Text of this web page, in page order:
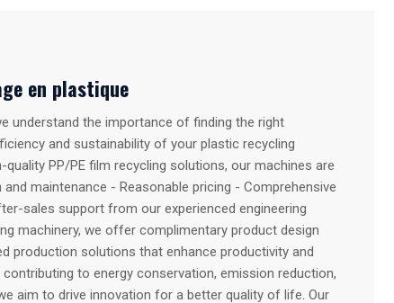
en plastique
understand the importance of finding the right
and sustainability of your plastic recycling
quality PP/PE film recycling solutions, our machines are
maintenance - Reasonable pricing - Comprehensive
sales support from our experienced engineering
machinery, we offer complimentary product design
production solutions that enhance productivity and
to energy conservation, emission reduction,
aim to drive innovation for a better quality of life. Our